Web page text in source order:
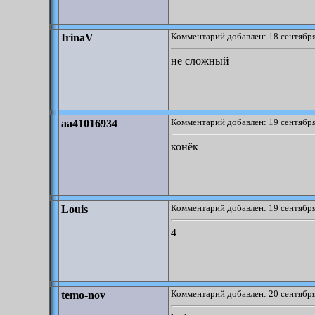
IrinaV Комментарий добавлен: 18
не сложный
aa41016934 Комментарий добавлен: 19
конёк
Louis Комментарий добавлен: 19
4
temo-nov Комментарий добавлен: 20